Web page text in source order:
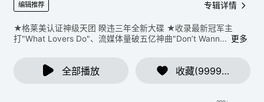
编辑推荐 专辑详情
★格莱美认证神级天团 睽违三年全新大碟 ★收录最新冠军主
打"What Lovers Do"、流媒体量破五亿神曲"Don’t Wann... 更多
全部播放 收藏(9999+)